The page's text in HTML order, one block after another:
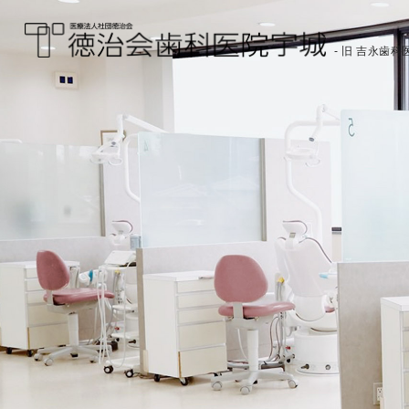
医療法人社団徳治会
徳治会歯科医院宇城
[旧 吉永歯科医院]｜熊
本県宇城市
- 旧 吉永歯科